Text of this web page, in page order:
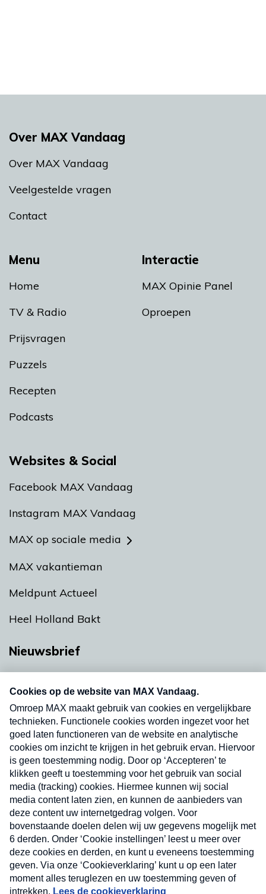
Menu
Home
TV & Radio
Prijsvragen
Puzzels
Recepten
Podcasts
Interactie
MAX Opinie Panel
Oproepen
Over MAX Vandaag
Over MAX Vandaag
Veelgestelde vragen
Contact
Websites & Social
Facebook MAX Vandaag
Instagram MAX Vandaag
MAX op sociale media
MAX vakantieman
Meldpunt Actueel
Heel Holland Bakt
Nieuwsbrief
nieuwsbrief. Elke vrijdag- en dinsdagochtend in
uw mailbox.
Verzend
Nieuwsbrief
Neem hier een gratis abonnement op onze
nieuwsbrief. Elke vrijdag- en dinsdagochtend in uw